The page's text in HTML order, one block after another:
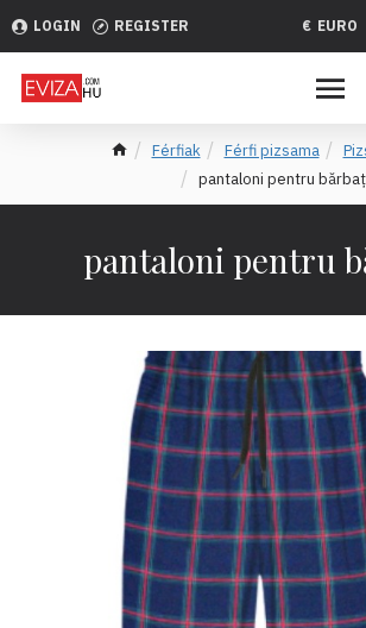
LOGIN REGISTER € EURO
Férfiak Férfi pizsama
pantaloni pentru
pantaloni pentru